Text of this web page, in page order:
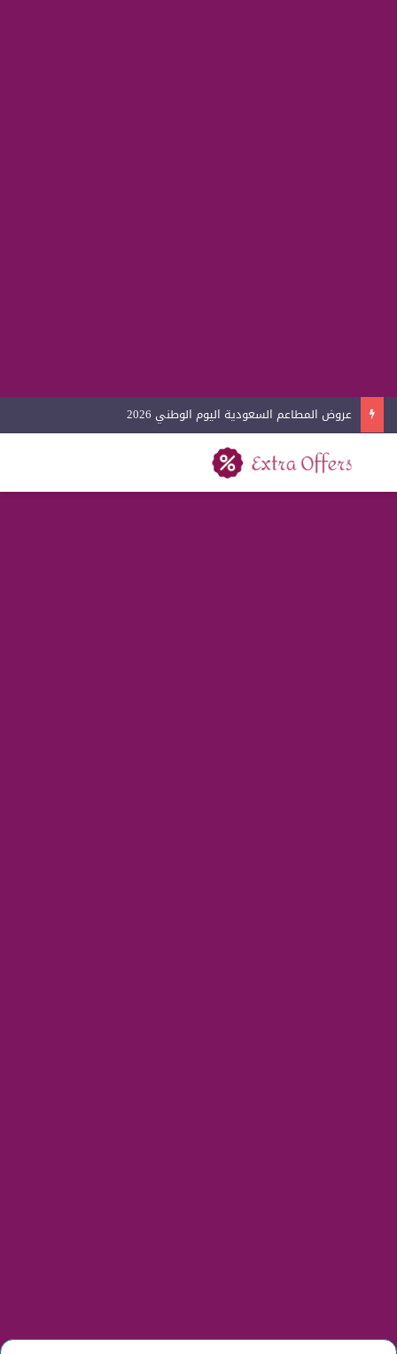
عروض المطاعم السعودية اليوم الوطني 2026
بحث عن